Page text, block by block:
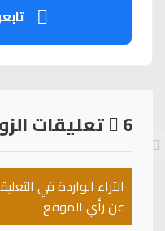
6 تعليقات
الآراء الواردة في
عن رأي الموقع